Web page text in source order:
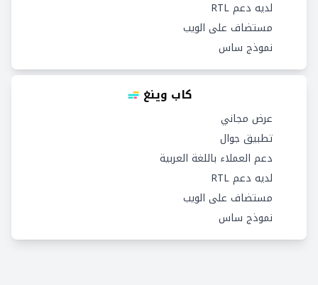
لديه دعم RTL
مستضاف على الويب
نموذج ساس
كاب وينغ
عرض مجاني
تطبيق جوال
دعم العملاء باللغة العربية
لديه دعم RTL
مستضاف على الويب
نموذج ساس